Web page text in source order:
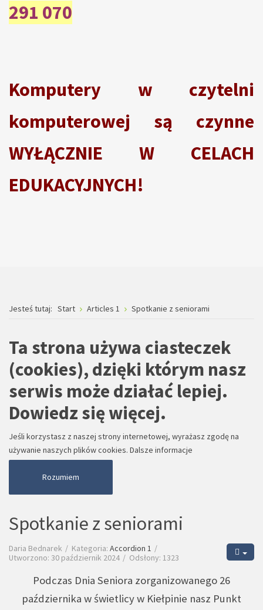
291 070
Komputery w czytelni
komputerowej są czynne
WYŁĄCZNIE W CELACH
EDUKACYJNYCH!
Jesteś tutaj: Start Articles 1 Spotkanie z seniorami
Ta strona używa ciasteczek
(cookies), dzięki którym nasz
serwis może działać lepiej.
Dowiedz się więcej.
Jeśli korzystasz z naszej strony internetowej, wyrażasz zgodę na
używanie naszych plików cookies. Dalsze informacje
Rozumiem
Spotkanie z seniorami
Daria Bednarek Kategoria: Accordion 1
Utworzono: 30 październik 2024
Odsłony: 1323
Podczas Dnia Seniora zorganizowanego 26
października w świetlicy w Kiełpinie nasz Punkt